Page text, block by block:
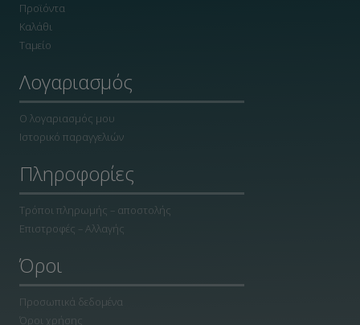
Προϊόντα
Καλάθι
Ταμείο
Λογαριασμός
Ο λογαριασμός μου
Ιστορικό παραγγελιών
Πληροφορίες
Τρόποι πληρωμής – αποστολής
Επιστροφές – Αλλαγής
Όροι
Προσωπικά δεδομένα
Όροι χρήσης